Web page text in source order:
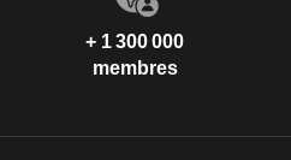
+ 1 300 000
membres